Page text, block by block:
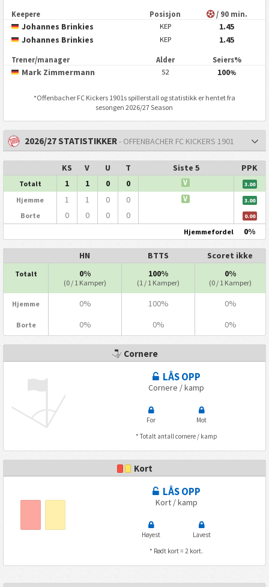
Keepere Posisjon / 90 min.
Johannes Brinkies KEP
1.45
Johannes Brinkies
KEP 1.45
Trener/manager Alder Seiers%
Mark Zimmermann 52 100%
*Offenbacher FC Kickers 1901s spillerstall og statistikk er hentet fra
sesongen 2026/27 Season
2026/27 STATISTIKKER- OFFENBACHER FC KICKERS 1901
KS V U T Siste 5 PPK
Totalt 1 1 0 0 V 3.00
Hjemme 1 1 0 0 V 3.00
Borte 0 0 0 0 0.00
Hjemmefordel 0%
HN BTTS Scoret ikke
Totalt 0%
(0 / 1 Kamper)
100%
(1 / 1 Kamper)
0%
(0 / 1 Kamper)
Hjemme 0% 100% 0%
Borte 0% 0% 0%
Cornere
LÅS OPP
Cornere / kamp
For
Mot
* Totalt antall cornere / kamp
Kort
LÅS OPP
Kort / kamp
Høyest
Lavest
* Rødt kort = 2 kort.